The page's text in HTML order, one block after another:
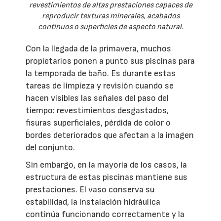
revestimientos de altas prestaciones capaces de
reproducir texturas minerales, acabados
continuos o superficies de aspecto natural.
Con la llegada de la primavera, muchos
propietarios ponen a punto sus piscinas para
la temporada de baño. Es durante estas
tareas de limpieza y revisión cuando se
hacen visibles las señales del paso del
tiempo: revestimientos desgastados,
fisuras superficiales, pérdida de color o
bordes deteriorados que afectan a la imagen
del conjunto.
Sin embargo, en la mayoría de los casos, la
estructura de estas piscinas mantiene sus
prestaciones. El vaso conserva su
estabilidad, la instalación hidráulica
continúa funcionando correctamente y la